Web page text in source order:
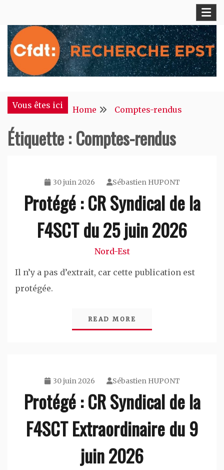
content
CFDT Recherche EPST
Vous êtes ici Home Comptes-rendus
Étiquette :Comptes-rendus
30 juin 2026 Sébastien HUPONT
Protégé : CR Syndical de la
F4SCT du 25 juin 2026
Nord-Est
Il n’y a pas d’extrait, car cette publication est
protégée.
READ MORE
30 juin 2026 Sébastien HUPONT
Protégé : CR Syndical de la
F4SCT Extraordinaire du 9
juin 2026